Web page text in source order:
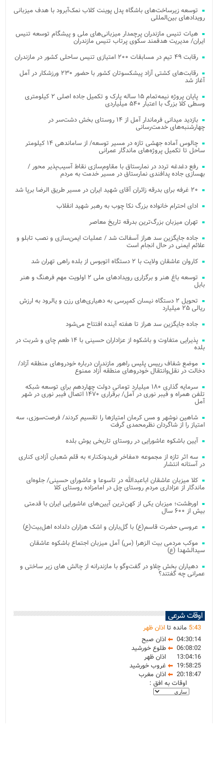
توسعه زیرساخت‌های باشگاه پدل پوینت کلاب نمک‌آبرود با هدف میزبانی
رویدادهای بین‌المللی
هیات تنیس مازندران پرچمدار میزبانی‌های ملی و پیشگام توسعه تنیس
ایران/ مدیریت هدفمند سکوی پرتاب تنیس مازندران
رقابت ۴۹ تیم در مسابقات ۲۰۰ امتیازی تنیس ساحلی کشور در مازندران
رقابت‌های کشتی آزاد پیشکسوتان کشور با حضور ۲۳۰ ورزشکار در آمل
آغاز شد
پایان پروژه نیمه‌تمام ۱۵ ساله پارک و تکمیل جاده اصلی ۲ کیلومتری
وسطی کلا بزرگ با اعتبار ۵۴۰ میلیاردی
بازدید میدانی فرماندار آمل از ۱۴ روستای بخش دشت‌سر در
چهارشنبه‌های خدمت‌رسانی
چالوس آماده جهشی تازه در مسیر توسعه/ از ساماندهی ۱۴ کیلومتر
ساحل تا تکمیل پروژه‌های ماندگار عمرانی
رفع دغدغه تردد در نمارستاق با مقاوم‌سازی نقاط آسیب‌پذیر محور /
بهسازی جاده پدافندی نمارستاق در مسیر خدمت به مردم
۲۰ غرفه برای بدرقه زائران آقای شهید ایران در مسیر طریق الرضا برپا شد
ادای احترام خانواده بزرگ نکا چوب به رهبر شهید انقلاب
تهران میزبان بزرگ‌ترین بدرقه تاریخ معاصر
جاده جایگزین سد هراز آسفالت شد / عملیات ایمن‌سازی و نصب تابلو و
علائم ایمنی در حال انجام است
کاروان عاشقان ولایت با ۲ دستگاه اتوبوس از بلده راهی تهران شد
توسعه باغ هنر و برگزاری رویدادهای ملی ۲ اولویت مهم فرهنگ و هنر
بابل
تحویل ۲ دستگاه نیسان کمپرسی به دهیاری‌های رزن و یالرود به ارزش
ریالی ۲۵ میلیارد
جاده جایگزین سد هراز تا هفته آینده افتتاح می‌شود
پذیرایی متفاوت و باشکوه از عزاداران حسینی با ۱۴ طعم چای و شربت در
بلده
موضع شفاف رییس پلیس راهور مازندران درباره خودروهای منطقه آزاد/
دخالت در نقل‌وانتقال خودروهای منطقه آزاد ممنوع
سرمایه گذاری ۱۸۰ میلیارد تومانی دولت چهاردهم برای توسعه شبکه
تلفن همراه و فیبر نوری در آمل/ برقراری ۱۴۷۰ اتصال فیبر نوری در شهر
آمل
شاهین نوشهر و مس کرمان امتیازها را تقسیم کردند/ فرصت‌سوزی، سه
امتیاز را از شاگردان نظرمحمدی گرفت
آیین باشکوه عاشورایی در روستای تاریخی یوش بلده
سه اثر تازه از مجموعه «مفاخر فریدونکنار» به قلم شعبان آزادی کناری
در آستانه انتشار
کلا میزبان عاشقان اباعبدالله در تاسوعا و عاشورای حسینی/ جلوه‌ای
ماندگار از عزاداری مردم روستای چل در امامزاده روستای کلا
اورطشت؛ میزبان یکی از کهن‌ترین آیین‌های عاشورایی ایران با قدمتی
بیش از ۶۰۰ سال
عروسی حضرت قاسم(ع) با گل‌باران و اشک هزاران دلداده اهل‌بیت(ع)
موکب مردمی بیت‌ الزهرا (س) آمل میزبان اجتماع باشکوه عاشقان
سیدالشهدا (ع)
دهیاران بخش چلاو در گفت‌وگو با مازندرانه از چالش های زیر ساختی و
عمرانی چه گفتند؟
اوقات شرعی
5:43 مانده تااذان ظهر
04:30:14
اذان صبح
06:08:02
طلوع خورشید
13:04:16
اذان ظهر
19:58:25
غروب خورشید
20:18:47
اذان مغرب
اوقات به افق :